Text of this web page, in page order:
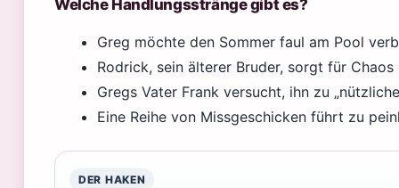
Welche Handlungsstränge gibt es?
Greg möchte den Sommer faul am Pool
Rodrick, sein älterer Bruder, sorgt für Chaos
Gregs Vater Frank versucht, ihn zu
Eine Reihe von Missgeschicken führt zu
DER HAKEN